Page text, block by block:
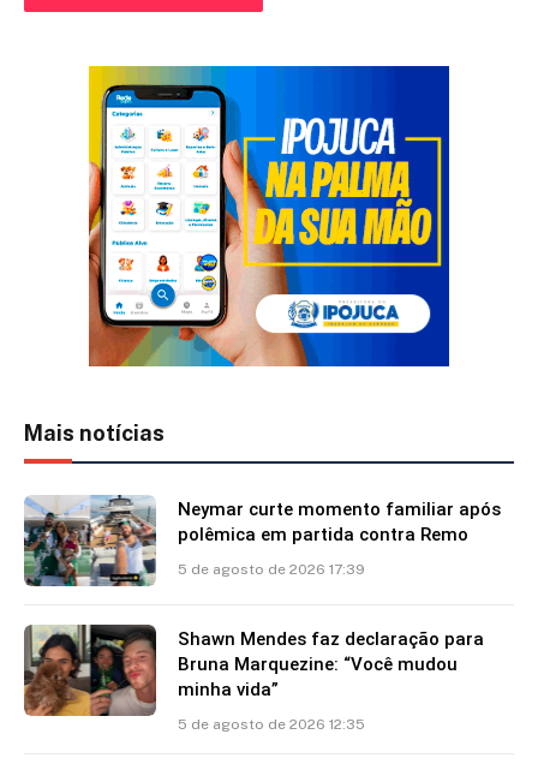
Mais notícias
Neymar curte momento familiar após
polêmica em partida contra Remo
5 de agosto de 2026 17:39
Shawn Mendes faz declaração para
Bruna Marquezine: “Você mudou
minha vida”
5 de agosto de 2026 12:35